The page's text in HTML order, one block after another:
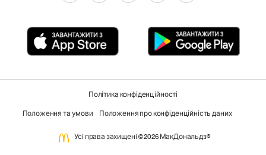
Політика конфіденційності
Положення та умови Положення про конфіденційність даних
Усi права захищенi ©2026 МакДональдз®